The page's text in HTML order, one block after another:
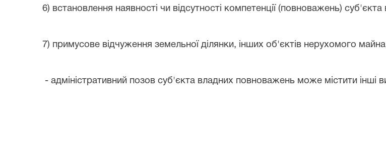
6) встановлення наявності чи відсутності компетенції (повноважень)
7) примусове відчуження земельної ділянки, інших об'єктів нерухомого
- адміністративний позов суб'єкта владних повноважень може містити інші